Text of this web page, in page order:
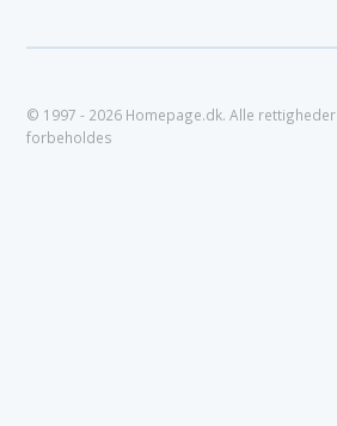
© 1997 - 2026 Homepage.dk. Alle rettigheder
forbeholdes